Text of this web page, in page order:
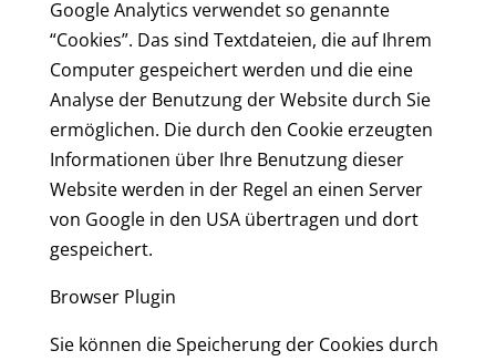
Google Analytics verwendet so genannte
“Cookies”. Das sind Textdateien, die auf Ihrem
Computer gespeichert werden und die eine
Analyse der Benutzung der Website durch Sie
ermöglichen. Die durch den Cookie erzeugten
Informationen über Ihre Benutzung dieser
Website werden in der Regel an einen Server
von Google in den USA übertragen und dort
gespeichert.
Browser Plugin
Sie können die Speicherung der Cookies durch